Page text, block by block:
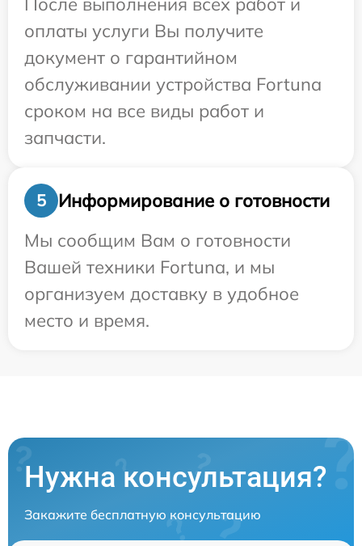
оплаты услуги Вы получите
документ о гарантийном
обслуживании устройства Fortuna
сроком на все виды работ и
запчасти.
5
Информирование о готовности
Мы сообщим Вам о готовности
Вашей техники Fortuna, и мы
организуем доставку в удобное
место и время.
Нужна консультация?
Закажите бесплатную консультацию